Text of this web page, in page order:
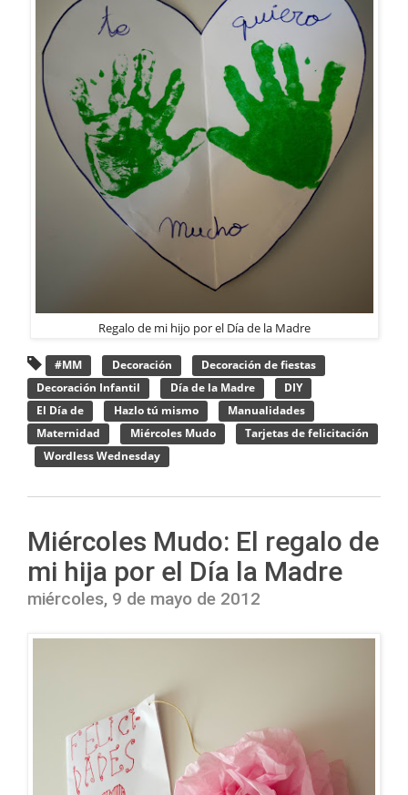
Regalo de mi hijo por el Día de la Madre
#MM Decoración
Decoración de fiestas
Decoración Infantil
Día de la Madre
DIY
El Día de
Hazlo tú mismo
Manualidades
Maternidad
Miércoles Mudo
Tarjetas de felicitación
Wordless Wednesday
Miércoles Mudo: El regalo de
mi hija por el Día la Madre
miércoles, 9 de mayo de 2012